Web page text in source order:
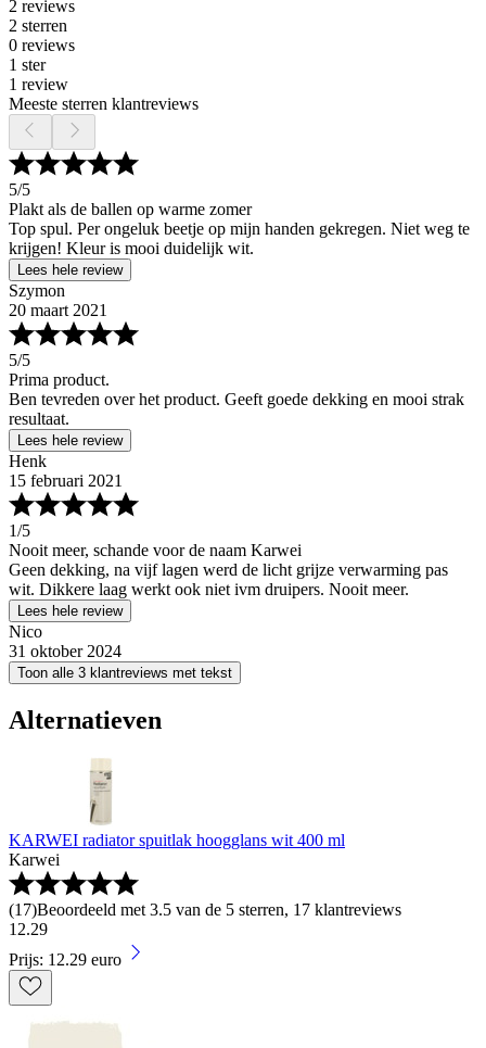
2 reviews
2 sterren
0 reviews
1 ster
1 review
Meeste sterren klantreviews
5/5
Plakt als de ballen op warme zomer
Top spul. Per ongeluk beetje op mijn handen gekregen. Niet weg te
krijgen! Kleur is mooi duidelijk wit.
Lees hele review
Szymon
20 maart 2021
5/5
Prima product.
Ben tevreden over het product. Geeft goede dekking en mooi strak
resultaat.
Lees hele review
Henk
15 februari 2021
1/5
Nooit meer, schande voor de naam Karwei
Geen dekking, na vijf lagen werd de licht grijze verwarming pas
wit. Dikkere laag werkt ook niet ivm druipers. Nooit meer.
Lees hele review
Nico
31 oktober 2024
Toon alle 3 klantreviews met tekst
Alternatieven
KARWEI radiator spuitlak hoogglans wit 400 ml
Karwei
(17)Beoordeeld met 3.5 van de 5 sterren, 17 klantreviews
12.29
Prijs: 12.29 euro